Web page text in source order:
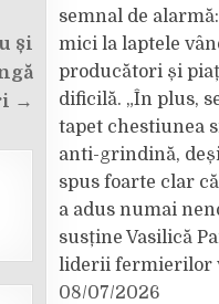
și
→
semnal de
mici la laptele
producători și
dificilă. „În plus,
tapet chestiunea
anti-grindină,
spus foarte clar
a adus numai
susține Vasilică
liderii fermierilor
08/07/2026